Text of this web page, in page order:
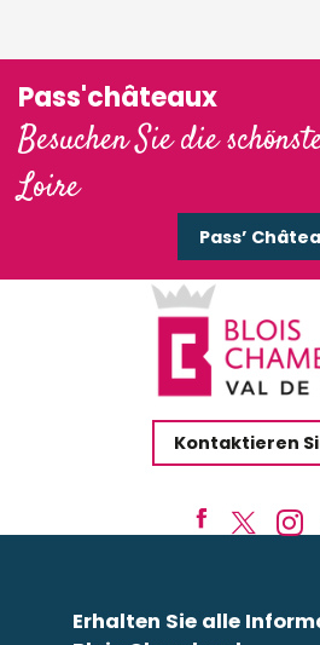
Pass'châteaux
Besuchen Sie die
Loire
Pass’
Kontaktieren
Erhalten Sie alle